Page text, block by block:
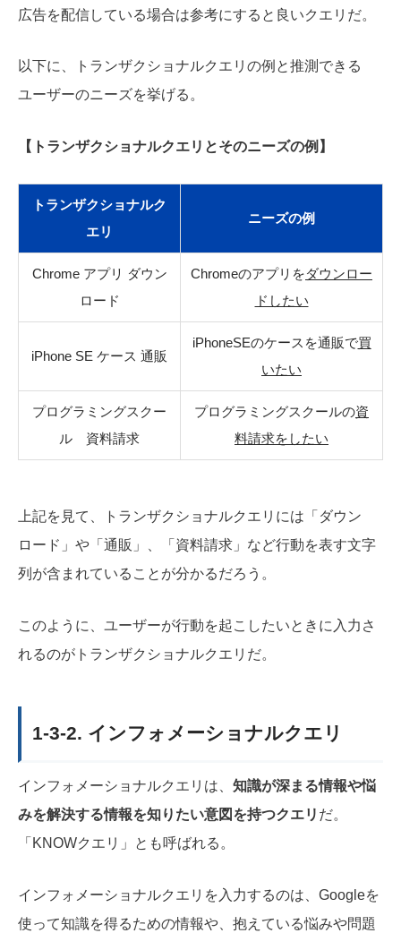
広告を配信している場合は参考にすると良いクエリだ。
以下に、トランザクショナルクエリの例と推測できる
ユーザーのニーズを挙げる。
【トランザクショナルクエリとそのニーズの例】
トランザクショナルク
エリ
ニーズの例
Chrome アプリ ダウン
ロード
Chromeのアプリをダウンロー
ドしたい
iPhone SE ケース 通販
iPhoneSEのケースを通販で買
いたい
プログラミングスクー
ル 資料請求
プログラミングスクールの資
料請求をしたい
上記を見て、トランザクショナルクエリには「ダウン
ロード」や「通販」、「資料請求」など行動を表す文字
列が含まれていることが分かるだろう。
このように、ユーザーが行動を起こしたいときに入力さ
れるのがトランザクショナルクエリだ。
1-3-2. インフォメーショナルクエリ
インフォメーショナルクエリは、 知識が深まる情報や悩
みを解決する情報を知りたい意図を持つクエリ だ。
「KNOWクエリ」とも呼ばれる。
インフォメーショナルクエリを入力するのは、Googleを
使って知識を得るための情報や、抱えている悩みや問題